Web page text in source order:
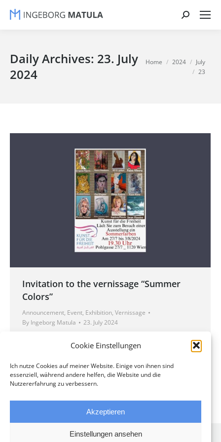
Cookie Einstellungen
Ich nutze Cookies auf meiner Website. Einige von ihnen sind
essenziell, während andere helfen, die Website und die
Nutzererfahrung zu verbessern.
Akzeptieren
Einstellungen ansehen
Search:
Daily Archives: 23. July
2024
You are here:
Home 2024
July
23
Invitation to the vernissage “Summer
Colors”
Announcement, Event, Exhibition, Vernissage
By Ingeborg Matula 23. July 2024
display. The artists are looking forward to welcoming
numerous visitors. All exhibits are also available for
purchase.